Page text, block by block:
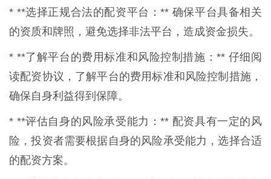
* **选择正规合法的配资平台：** 确保平台具备相关
的资质和牌照，避免选择非法平台，造成资金损失。
* **了解平台的费用标准和风险控制措施：** 仔细阅
读配资协议，了解平台的费用标准和风险控制措施，
确保自身利益得到保障。
* **评估自身的风险承受能力：** 配资具有一定的风
险，投资者需要根据自身的风险承受能力，选择合适
的配资方案。